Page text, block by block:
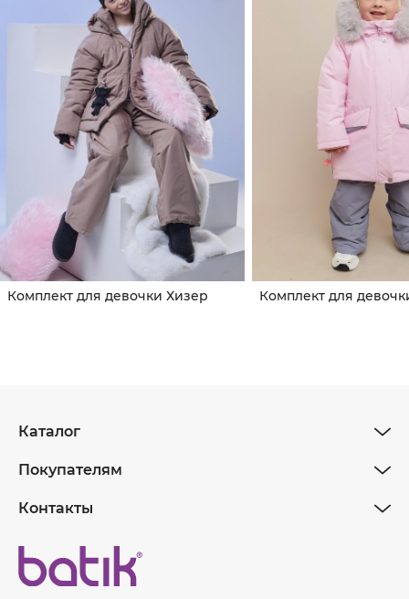
Комплект для девочки Хизер Комплект для
Каталог
Покупателям
Контакты